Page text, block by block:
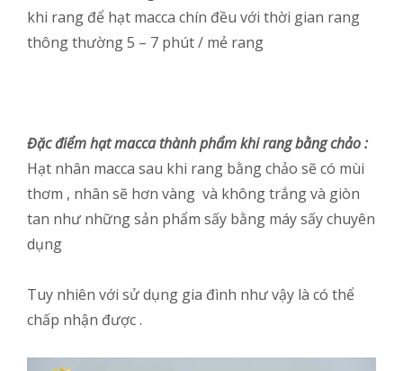
khi rang để hạt macca chín đều với thời gian rang
thông thường 5 – 7 phút / mẻ rang
Đặc điểm hạt macca thành phẩm khi rang bằng chảo :
Hạt nhân macca sau khi rang bằng chảo sẽ có mùi
thơm , nhân sẽ hơn vàng và không trắng và giòn
tan như những sản phẩm sấy bằng máy sấy chuyên
dụng
Tuy nhiên với sử dụng gia đình như vậy là có thể
chấp nhận được .